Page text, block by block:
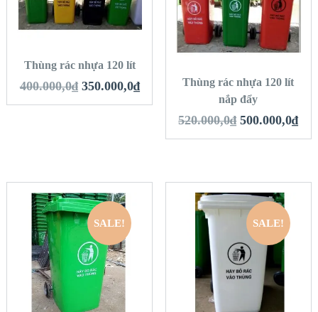
VIEW DETAILS
THÊM VÀO GIỎ
Thùng rác nhựa 120 lít
400.000,0₫ 350.000,0₫
VIEW DETAILS
THÊM VÀO GIỎ
HÀNG
Thùng rác nhựa 120 lít
nắp đẩy
520.000,0₫ 500.000,0₫
SALE!
QUICK LOOK
VIEW DETAILS
THÊM VÀO GIỎ
HÀNG
SALE!
QUICK LOOK
VIEW DETAILS
THÊM VÀO GIỎ